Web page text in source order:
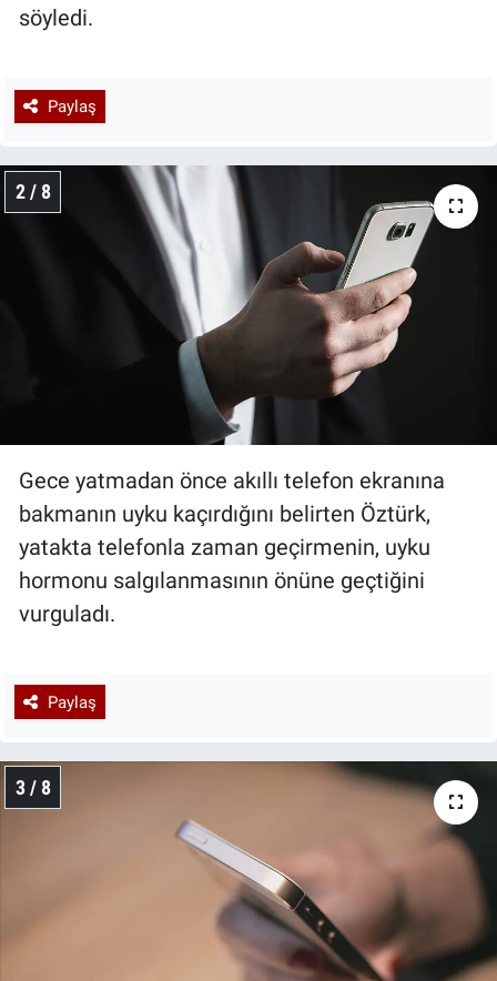
söyledi.
Paylaş
2 / 8
Gece yatmadan önce akıllı telefon ekranına
bakmanın uyku kaçırdığını belirten Öztürk,
yatakta telefonla zaman geçirmenin, uyku
hormonu salgılanmasının önüne geçtiğini
vurguladı.
Paylaş
3 / 8